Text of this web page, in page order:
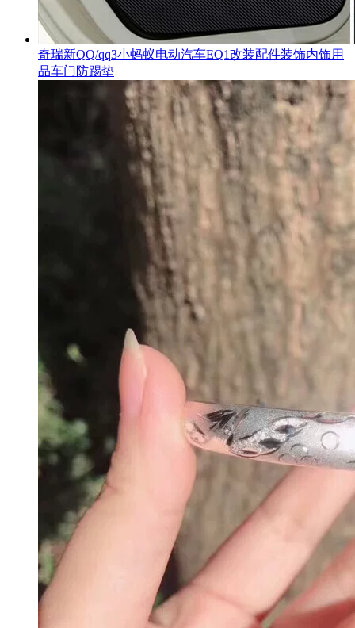
奇瑞新QQ/qq3小蚂蚁电动汽车EQ1改装配件装饰内饰用
品车门防踢垫